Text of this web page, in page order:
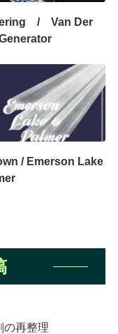
/ Van Der
/ Emerson Lake
の再整理